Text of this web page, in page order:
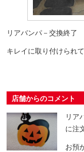
リアバンパ－交換終了
キレイに取り付けられ
店舗からのコメント
リア
に注
お預